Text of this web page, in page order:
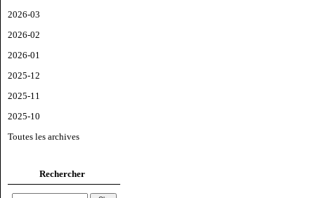
2026-03
2026-02
2026-01
2025-12
2025-11
2025-10
Toutes les archives
Rechercher